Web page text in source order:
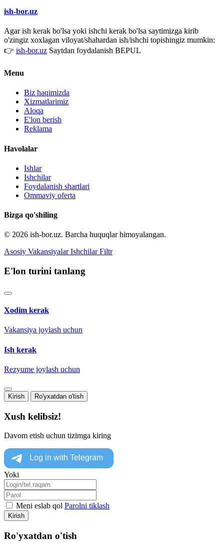
ish-bor.uz
Agar ish kerak bo'lsa yoki ishchi kerak bo'lsa saytimizga kirib
o'zingiz xoxlagan viloyat/shahardan ish/ishchi topishingiz mumkin:
👉 ish-bor.uz Saytdan foydalanish BEPUL
Menu
Biz haqimizda
Xizmatlarimiz
Aloqa
E'lon berish
Reklama
Havolalar
Ishlar
Ishchilar
Foydalanish shartlari
Ommaviy oferta
Bizga qo'shiling
© 2026 ish-bor.uz. Barcha huquqlar himoyalangan.
Asosiy Vakansiyalar Ishchilar Filtr
E'lon turini tanlang
Xodim kerak
Vakansiya joylash uchun
Ish kerak
Rezyume joylash uchun
Kirish Ro'yxatdan o'tish
Xush kelibsiz!
Davom etish uchun tizimga kiring
Yoki
Meni eslab qol Parolni tiklash
Kirish
Ro'yxatdan o'tish